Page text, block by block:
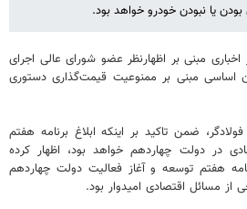
یا نبودن خودرو خواهد بود.
اخباری مبنی بر اظهارنظر عضو شورای عالی اجرای
کلی اصل ۴۴ قانون اساسی مبنی بر ممنوعیت قیمت‌گذاری دستوری
ضمن تاکید بر اینکه ابلاغ برنامه هفتم
در دولت چهاردهم خواهد بود، اظهار کرده
هفتم توسعه و آغاز فعالیت دولت چهاردهم
مسائل اقتصادی امیدوار بود.